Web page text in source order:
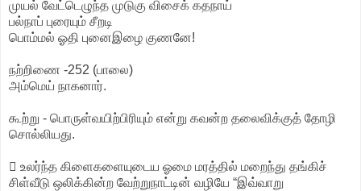
முயல் வேட்டெழுந்த முடுகு விசைக் கதநாய்
பல்நாப் புரையும் சீறடி
பொம்மல் ஓதி புனைஇழை குணனே!
நற்றிணை -252 (பாலை)
அம்மெய் நாகனார்.
கூற்று - பொருள்வயிற்பிரியும் என்று கவன்ற தலைவிக்குத் தோழி
சொல்லியது.
 உலர்ந்த கிளைகளையுடைய ஓமை மரத்தில் மறைந்து தங்கிச்
சிள்வீடு ஒலிக்கின்ற வேற்றுநாட்டின் வழியே “இவ்வாறு